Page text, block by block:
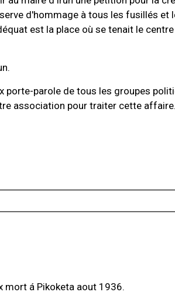
d'hommage à tous les fusillés et
est la place où se tenait le
porte-parole de tous les groupes
association pour traiter cette affaire.
mort á Pikoketa aout 1936.